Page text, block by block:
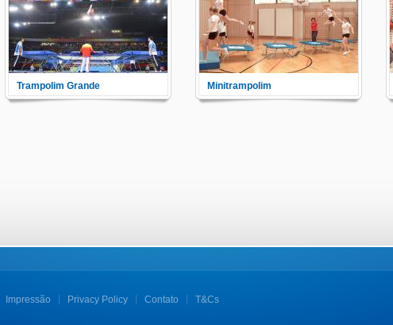
Trampolim Grande
Educação online para o
Minitrampolim
Online education program for
Impressão Privacy Policy Contato T&Cs